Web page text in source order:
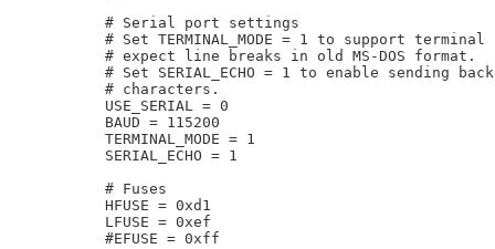
# Serial port settings
# Set TERMINAL_MODE = 1 to support
# expect line breaks in old MS-DOS format.
# Set SERIAL_ECHO = 1 to enable sending
# characters.
USE_SERIAL = 0
BAUD = 115200
TERMINAL_MODE = 1
SERIAL_ECHO = 1
# Fuses
HFUSE = 0xd1
LFUSE = 0xef
#EFUSE = 0xff